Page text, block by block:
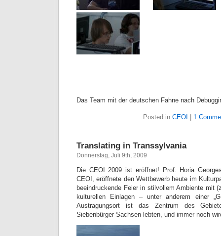
Das Team mit der deutschen Fahne nach
Posted in CEOI 1
Translating in Transsylvania
Donnerstag, Juli 9th, 2009
Die CEOI 2009 ist eröffnet! Prof. Horia
CEOI, eröffnete den Wettbewerb heute im
beeindruckende Feier in stilvollem Ambiente mit
kulturellen Einlagen – unter anderem einer
Austragungsort ist das Zentrum des
Siebenbürger Sachsen lebten, und immer noch